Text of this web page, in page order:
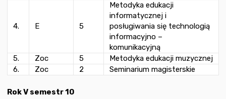
4. E 5
Metodyka edukacji
informatycznej i
posługiwania się technologią
informacyjno –
komunikacyjną
5.
Zoc 5
Metodyka edukacji muzycznej
6.
Zoc 2 Seminarium magisterskie
Rok V semestr 10